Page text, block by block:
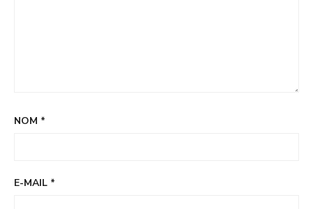
NOM *
E-MAIL *